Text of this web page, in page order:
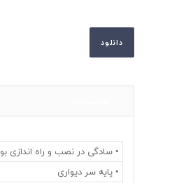
دانلود
• سادگی در نصب و راه اندازی
• پایه سر دیواری